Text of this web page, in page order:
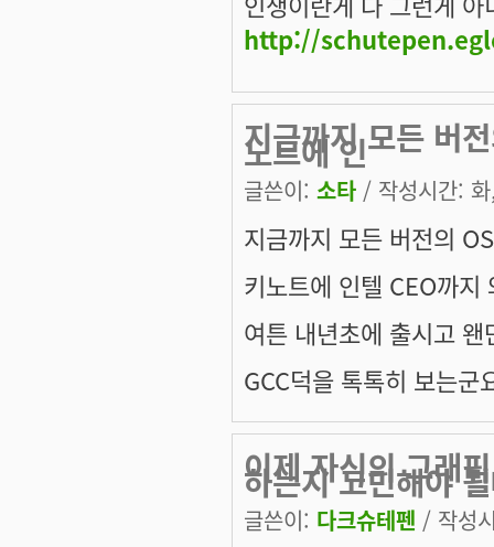
http://
지금까지 모든 버
노트에 인
글쓴이: 소타 / 작성시간:
지금까지 모든 버전의
키노트에 인텔 CEO까
여튼 내년초에 출시고
GCC덕을 톡톡히 보는군
이제 자신의 그래
하는지 고민해야
글쓴이: 다크슈테펜 / 작성